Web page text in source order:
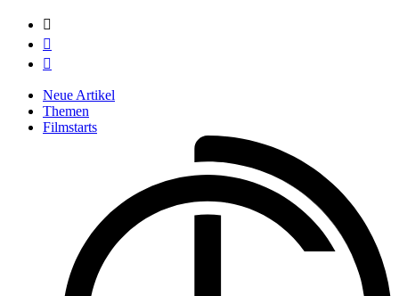



Neue Artikel
Themen
Filmstarts